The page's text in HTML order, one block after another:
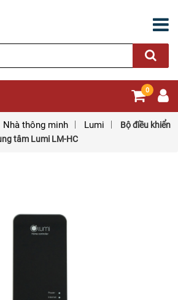
0
Nhà thông minh Lumi
Bộ điều khiển
tâm Lumi LM-HC